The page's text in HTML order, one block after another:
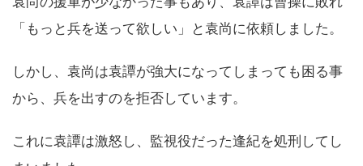
「もっと兵を送って欲しい」と袁尚に依頼しました。
しかし、袁尚は袁譚が強大になってしまっても困る事
から、兵を出すのを拒否しています。
これに袁譚は激怒し、監視役だった逢紀を処刑してし